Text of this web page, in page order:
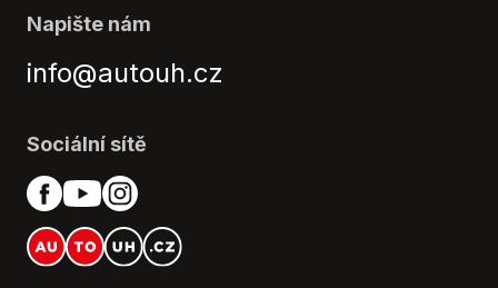
Výškově nastavitelné sedadlo řidiče
Napište nám
info@autouh.cz
Sociální sítě